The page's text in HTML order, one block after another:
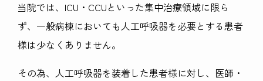
当院では、ICU・CCUといった集中治療領域に限ら
ず、一般病棟においても人工呼吸器を必要とする患者
様は少なくありません。
その為、人工呼吸器を装着した患者様に対し、医師・